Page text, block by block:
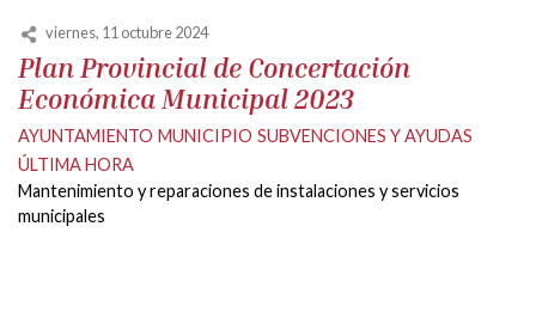
viernes, 11 octubre 2024
Plan Provincial de Concertación
Económica Municipal 2023
AYUNTAMIENTO MUNICIPIO SUBVENCIONES Y AYUDAS
ÚLTIMA HORA
Mantenimiento y reparaciones de instalaciones y servicios
municipales